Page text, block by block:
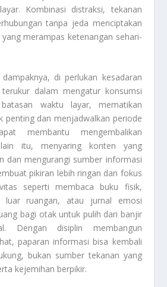
Kombinasi distraksi, tekanan
tanpa jeda menciptakan
merampas ketenangan sehari-
di perlukan kesadaran
dalam mengatur konsumsi
waktu layar, mematikan
penting dan menjadwalkan periode
membantu mengembalikan
itu, menyaring konten yang
dan mengurangi sumber informasi
pikiran lebih ringan dan fokus
seperti membaca buku fisik,
luar ruangan, atau jurnal emosi
bagi otak untuk pulih dari banjir
Dengan disiplin membangun
paparan informasi bisa kembali
bukan sumber tekanan yang
kejernihan berpikir.